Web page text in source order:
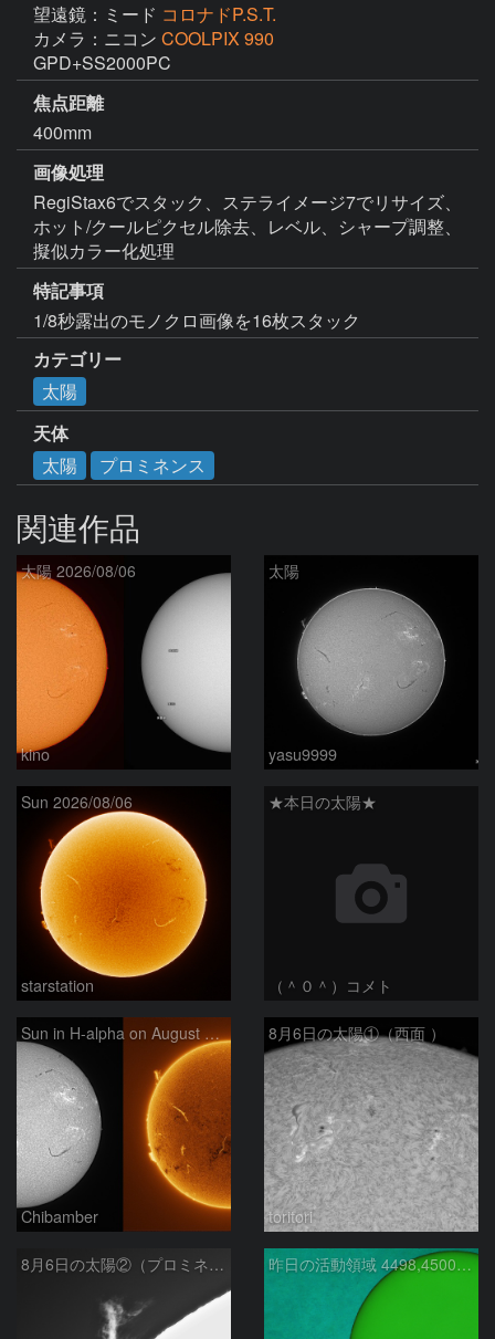
望遠鏡：ミード コロナドP.S.T.
カメラ：ニコン COOLPIX 990
GPD+SS2000PC
焦点距離
400mm
画像処理
RegiStax6でスタック、ステライメージ7でリサイズ、
ホット/クールピクセル除去、レベル、シャープ調整、
擬似カラー化処理
特記事項
1/8秒露出のモノクロ画像を16枚スタック
カテゴリー
太陽
天体
太陽
プロミネンス
関連作品
太陽 2026/08/06
kino
太陽
yasu9999
Sun 2026/08/06
starstation
★本日の太陽★
（＾０＾）コメト
Sun in H-alpha on August 6, 2026
Chibamber
8月6日の太陽①（西面 ）
toritori
8月6日の太陽②（プロミネン北東縁 ） 昨日の活動領域 4498,4500：2026/08/05